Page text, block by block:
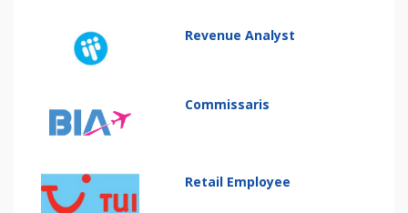
Revenue Analyst
Commissaris
Retail Employee